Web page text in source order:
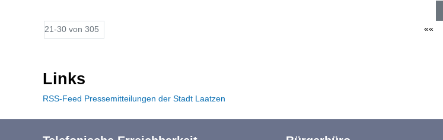
21-30 von 305 ««
Links
RSS-Feed Pressemitteilungen der Stadt Laatzen